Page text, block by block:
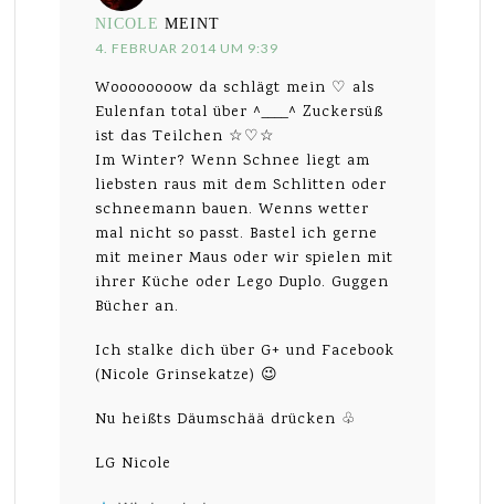
NICOLE MEINT
4. FEBRUAR 2014 UM 9:39
Woooooooow da schlägt mein ♡ als
Eulenfan total über ^____^ Zuckersüß
ist das Teilchen ☆♡☆
Im Winter? Wenn Schnee liegt am
liebsten raus mit dem Schlitten oder
schneemann bauen. Wenns wetter
mal nicht so passt. Bastel ich gerne
mit meiner Maus oder wir spielen mit
ihrer Küche oder Lego Duplo. Guggen
Bücher an.
Ich stalke dich über G+ und Facebook
(Nicole Grinsekatze) 😉
Nu heißts Däumschää drücken ♧
LG Nicole